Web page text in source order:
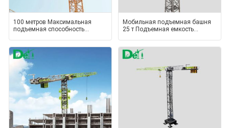
100 метров Максимальная
подъемная способность
Мобильная подъемная башня
25 т Подъемная емкость